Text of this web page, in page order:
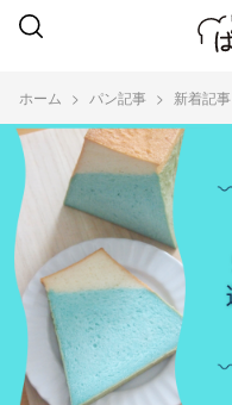
ホーム パン記事 新着記事